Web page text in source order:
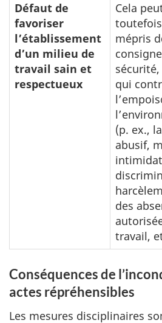
Défaut de
favoriser
l’établissement
d’un milieu de
travail sain et
respectueux
Cela
mépris
qui
(p. ex.,
abusif,
des
travail,
Conséquences de
actes répréhensibles
Les mesures disciplinaires